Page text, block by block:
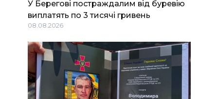
У Берегові постраждалим від буревію
виплатять по 3 тисячі гривень
08.08.2026